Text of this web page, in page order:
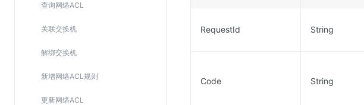
查询网络ACL
关联交换机
解绑交换机
新增网络ACL规则
更新网络ACL
RequestId String
Code String